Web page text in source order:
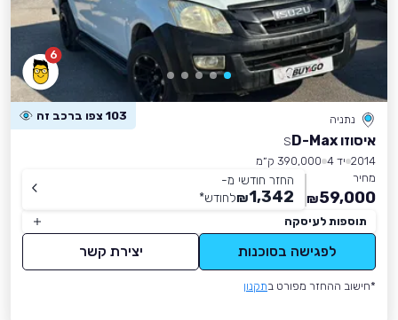
6
נתניה 103 צפו ברכב זה
איסוזו D-Max
S
2014 יד 4
390,000 ק״מ
מחיר
59,000
₪
החזר חודשי מ-
1,342
₪לחודש*
תוספות לעיסקה
לפגישה בסוכנות יצירת קשר
*חישוב ההחזר מפורט בתקנון